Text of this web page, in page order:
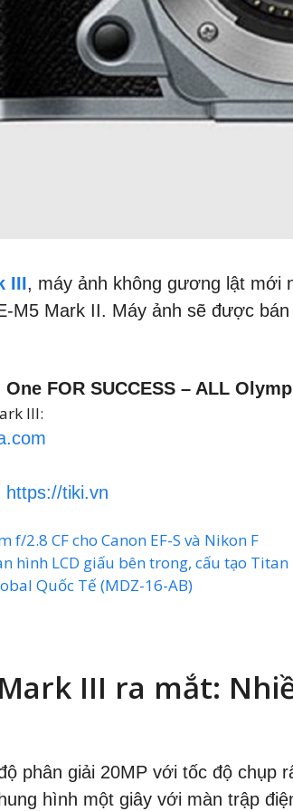
III, máy ảnh không gương lật mới
Mark II. Máy ảnh sẽ được
FOR SUCCESS – ALL
III:
https://tiki.vn
2.8 CF cho Canon EF-S và Nikon F
hình LCD giấu bên trong, cấu tạo Titan
Quốc Tế (MDZ-16-AB)
III ra mắt:
phân giải 20MP với tốc độ chụp
hình một giây với màn trập